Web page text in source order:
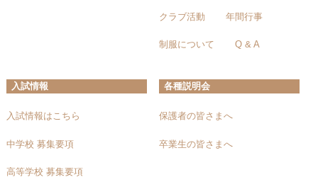
クラブ活動 年間行事
制服について Q & A
入試情報
入試情報はこちら
中学校 募集要項
高等学校 募集要項
各種説明会
保護者の皆さまへ
卒業生の皆さまへ